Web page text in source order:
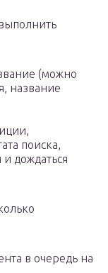
(можно
название
поиска,
дождаться
в очередь на